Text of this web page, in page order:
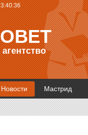
Новости Мастрид